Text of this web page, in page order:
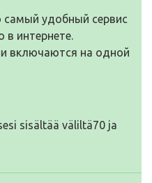
удобный сервис
в интернете.
включаются на одной
sisältää väliltä70 ja